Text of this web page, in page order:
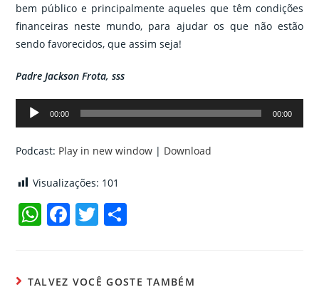
bem público e principalmente aqueles que têm condições
financeiras neste mundo, para ajudar os que não estão
sendo favorecidos, que assim seja!
Padre Jackson Frota, sss
Tocador
de
00:00 00:00
Podcast: Play in new window | Download
Visualizações: 101
W
s
F
e
T
er p
TALVEZ VOCÊ GOSTE TAMBÉM